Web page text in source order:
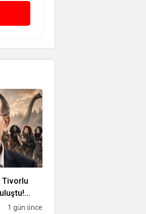
Tivorlu
1 gün önce